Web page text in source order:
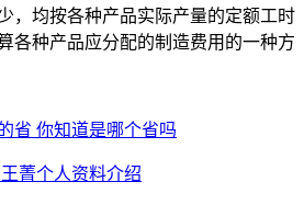
，均按各种产品实际产量的定额工时
各种产品应分配的制造费用的一种方
省 你知道是哪个省吗
菁个人资料介绍